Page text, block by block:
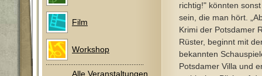
Film
Workshop
Alle Veranstaltungen
richtig!" könnten
sein, die man hört.
Krimi der Potsdamer
Rüster, beginnt mit
bekannten
Potsdamer Villa und